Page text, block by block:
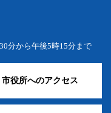
分から午後5時15分まで
市役所へのアクセス